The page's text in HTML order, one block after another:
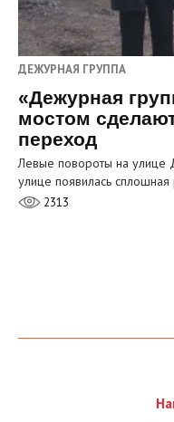
ДЕЖУРНАЯ ГРУППА
«Дежурная
мостом
переход
Левые повороты на улице
улице появилась
2313